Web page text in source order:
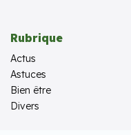
Rubrique
Actus
Astuces
Bien être
Divers